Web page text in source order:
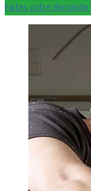
Faites votre demande